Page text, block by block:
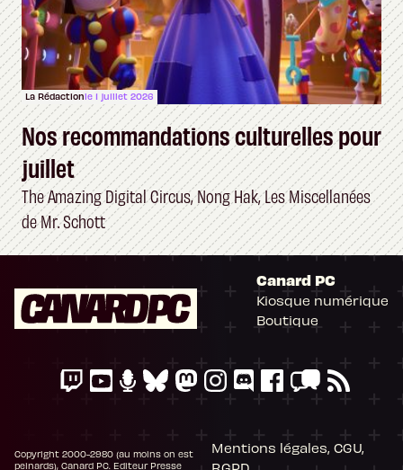
La Rédactionle 1 juillet 2026
Nos recommandations culturelles pour
juillet
The Amazing Digital Circus, Nong Hak, Les Miscellanées
de Mr. Schott
Canard PC
Kiosque numérique
Boutique
Copyright 2000-2980 (au moins on est
peinards), Canard PC. Editeur Presse
Mentions légales, CGU,